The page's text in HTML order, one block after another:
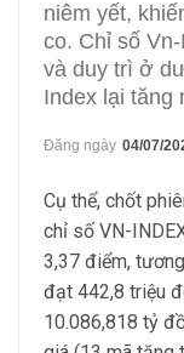
niêm yết,
co. Chỉ số
và duy trì ở
Index lại tăng
Đăng ngày 04/07/
Cụ thể, chốt
chỉ số VN-
3,37 điểm,
đạt 442,8 triệu
10.086,818 tỷ